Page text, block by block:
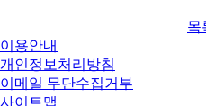
목
이용안내
개인정보처리방침
이메일 무단수집거부
사이트맵